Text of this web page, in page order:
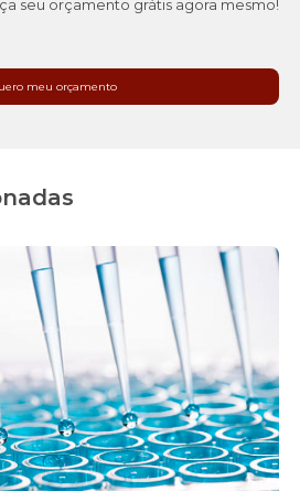
seu orçamento grátis agora mesmo!
meu orçamento